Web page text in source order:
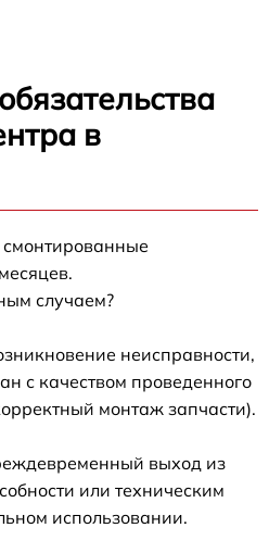
в
смонтированные
случаем?
неисправности,
с качеством проведенного
монтаж запчасти).
выход из
или техническим
использовании.